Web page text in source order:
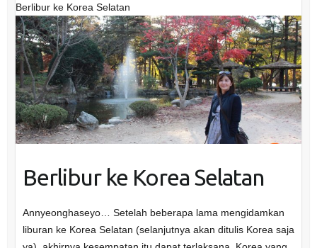
Berlibur ke Korea Selatan
Berlibur ke Korea Selatan
Annyeonghaseyo… Setelah beberapa lama mengidamkan
liburan ke Korea Selatan (selanjutnya akan ditulis Korea saja